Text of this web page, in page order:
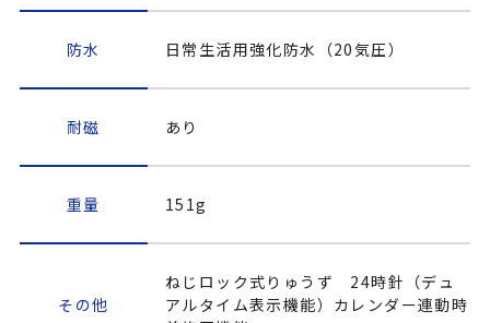
防水 日常生活用強化防水（20気圧）
耐磁 あり
重量 151g
その他
ねじロック式りゅうず 24時針（デュ
アルタイム表示機能）カレンダー連動時